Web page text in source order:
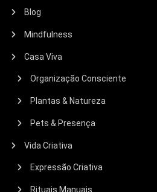
Blog
Mindfulness
Casa Viva
Organização Consciente
Plantas & Natureza
Pets & Presença
Vida Criativa
Expressão Criativa
Rituais Manuais